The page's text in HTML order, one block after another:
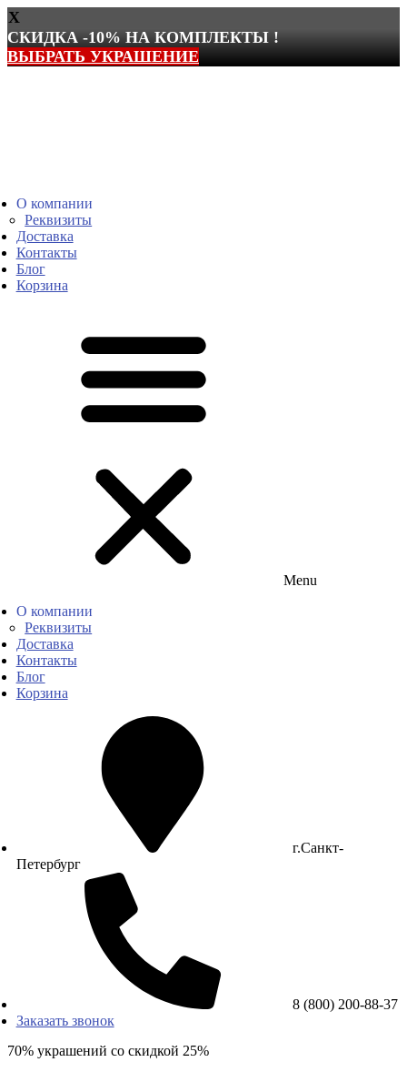
X
СКИДКА -10% НА КОМПЛЕКТЫ !
ВЫБРАТЬ УКРАШЕНИЕ
О компании
Реквизиты
Доставка
Контакты
Блог
Корзина
Menu
О компании
Реквизиты
Доставка
Контакты
Блог
Корзина
г.Санкт-
Петербург
8 (800) 200-88-37
Заказать звонок
70% украшений со скидкой 25%